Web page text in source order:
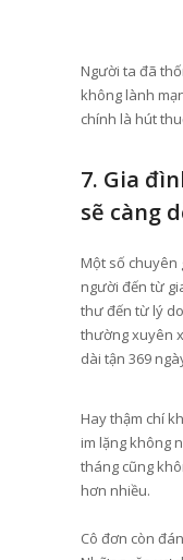
Người ta đã
không lành
chính là hút
7. Gia
sẽ càng
Một số chuyên
người đến từ
thư đến từ lý
thường xuyên
dài tận 369
Hay thậm chí
im lặng không
tháng cũng
hơn nhiều.
Cô đơn còn